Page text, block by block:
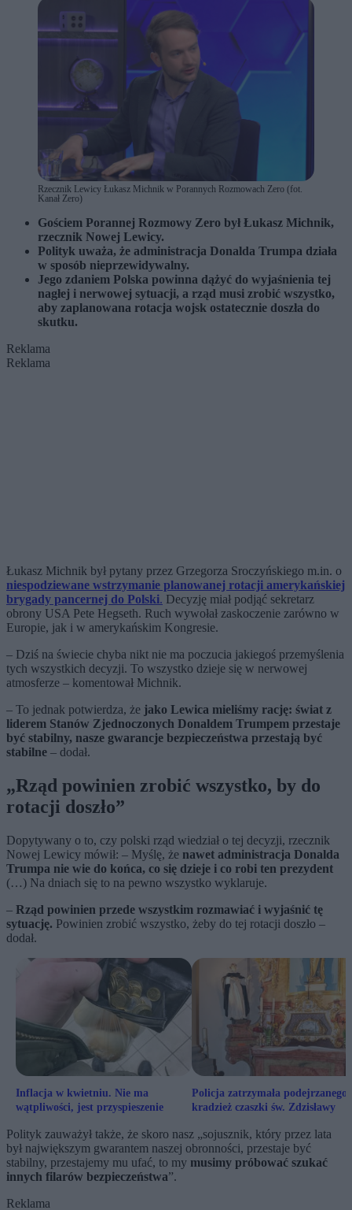
Rzecznik Lewicy Łukasz Michnik w Porannych Rozmowach Zero (fot.
Kanał Zero)
Gościem Porannej Rozmowy Zero był Łukasz Michnik,
rzecznik Nowej Lewicy.
Polityk uważa, że administracja Donalda Trumpa działa
w sposób nieprzewidywalny.
Jego zdaniem Polska powinna dążyć do wyjaśnienia tej
nagłej i nerwowej sytuacji, a rząd musi zrobić wszystko,
aby zaplanowana rotacja wojsk ostatecznie doszła do
skutku.
Reklama
Reklama
Łukasz Michnik był pytany przez Grzegorza Sroczyńskiego m.in. o
niespodziewane wstrzymanie planowanej rotacji amerykańskiej
brygady pancernej do Polski. Decyzję miał podjąć sekretarz
obrony USA Pete Hegseth. Ruch wywołał zaskoczenie zarówno w
Europie, jak i w amerykańskim Kongresie.
– Dziś na świecie chyba nikt nie ma poczucia jakiegoś przemyślenia
tych wszystkich decyzji. To wszystko dzieje się w nerwowej
atmosferze – komentował Michnik.
– To jednak potwierdza, że jako Lewica mieliśmy rację: świat z
liderem Stanów Zjednoczonych Donaldem Trumpem przestaje
być stabilny, nasze gwarancje bezpieczeństwa przestają być
stabilne – dodał.
„Rząd powinien zrobić wszystko, by do
rotacji doszło”
Dopytywany o to, czy polski rząd wiedział o tej decyzji, rzecznik
Nowej Lewicy mówił: – Myślę, że nawet administracja Donalda
Trumpa nie wie do końca, co się dzieje i co robi ten prezydent
(…) Na dniach się to na pewno wszystko wyklaruje.
– Rząd powinien przede wszystkim rozmawiać i wyjaśnić tę
sytuację. Powinien zrobić wszystko, żeby do tej rotacji doszło –
dodał.
Inflacja w kwietniu. Nie ma
wątpliwości, jest przyspieszenie
Policja zatrzymała podejrzanego
kradzież czaszki św. Zdzisławy
Polityk zauważył także, że skoro nasz „sojusznik, który przez lata
był największym gwarantem naszej obronności, przestaje być
stabilny, przestajemy mu ufać, to my musimy próbować szukać
innych filarów bezpieczeństwa”.
Reklama